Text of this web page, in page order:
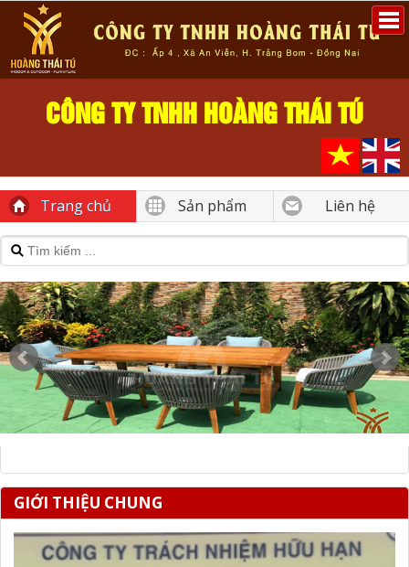
CÔNG TY TNHH HOÀNG THÁI TÚ
Trang chủ Sản phẩm Liên hệ
GIỚI THIỆU CHUNG